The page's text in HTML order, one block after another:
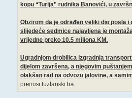
kopu “Turija” rudnika Banovići, u
Obzirom da je odrađen veliki dio posla
slijedeće sedmice najavljena je
vrijedne preko 10.5 miliona KM.
Ugradnjom drobilica izgradnja
dijelom završena, a njegovim
olakšan rad na odvozu jalovine, a
prenosi tuzlanski.ba.